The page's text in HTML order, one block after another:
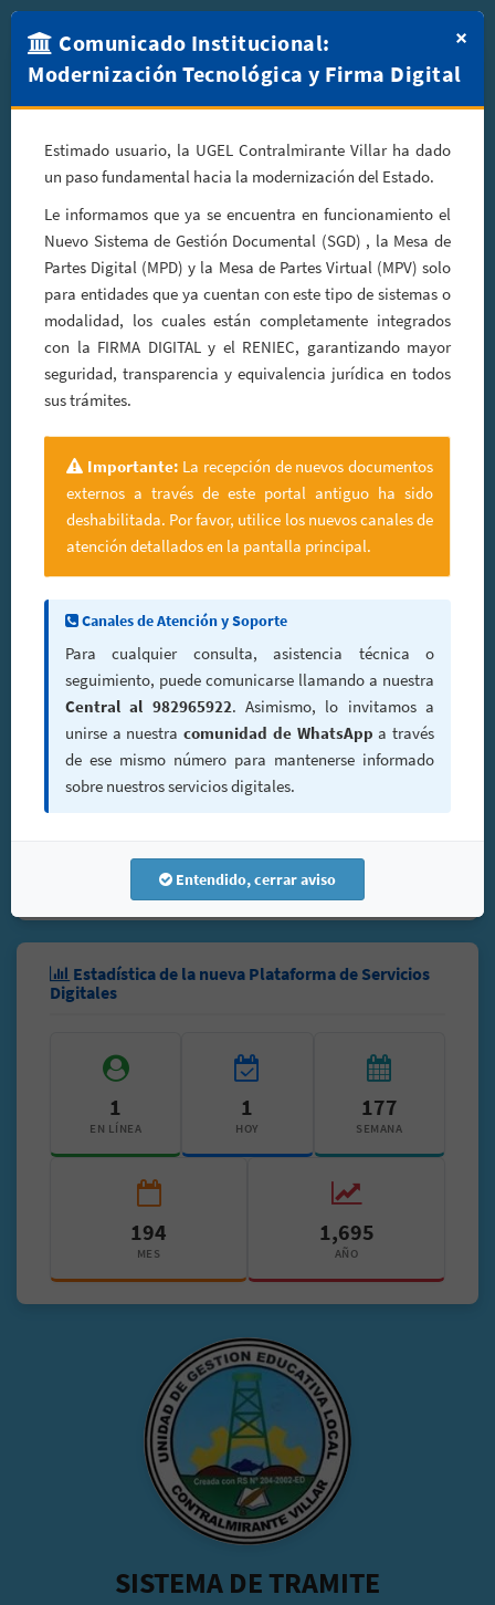
Nueva Plataforma de Servicios
Digitales
Contralmirante Villar! En cumplimiento con la Ley de
Gobierno y Transformación Digital DL.1412,
implementamos el uso obligatorio delNuevo Sistema de
Gestión Documental interconectado y validado con
FIRMA DIGITAL .
Usuarios Externos
Ingresar a Mesa de Partes Digital
Consultar Trámite Nuevo
Acceso al SGD con integración a laFirma Digital
Ingresar al nuevo SGD
Capacitación SGD y Firma Digital
Aprenda a utilizar el nuevo entorno y firmar documentos
Estadística de la nueva Plataforma de Servicios
Digitales
1
EN LÍNEA
1
HOY
177
SEMANA
194
MES
1,695
AÑO
SISTEMA DE TRAMITE
×
Comunicado Institucional:
Modernización Tecnológica y Firma Digital
Estimado usuario, la UGEL Contralmirante Villar ha dado
un paso fundamental hacia la modernización del Estado.
Le informamos que ya se encuentra en funcionamiento el
Nuevo Sistema de Gestión Documental (SGD) , la Mesa de
Partes Digital (MPD) y la Mesa de Partes Virtual (MPV) solo
para entidades que ya cuentan con este tipo de sistemas o
modalidad, los cuales están completamente integrados
con la FIRMA DIGITAL y el RENIEC, garantizando mayor
seguridad, transparencia y equivalencia jurídica en todos
sus trámites.
Importante: La recepción de nuevos documentos
externos a través de este portal antiguo ha sido
deshabilitada. Por favor, utilice los nuevos canales de
atención detallados en la pantalla principal.
Canales de Atención y Soporte
Para cualquier consulta, asistencia técnica o
seguimiento, puede comunicarse llamando a nuestra
Central al 982965922. Asimismo, lo invitamos a
unirse a nuestracomunidad de WhatsApp a través
de ese mismo número para mantenerse informado
sobre nuestros servicios digitales.
Entendido, cerrar aviso